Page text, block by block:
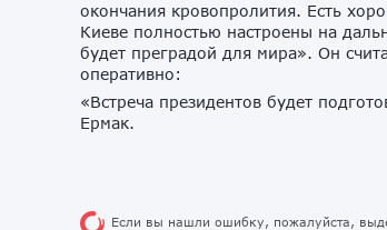
окончания кровопролития. Есть
Киеве полностью настроены на
будет преградой для мира». Он
оперативно:
«Встреча президентов будет
Ермак.
Если вы нашли ошибку, пожалуйста,